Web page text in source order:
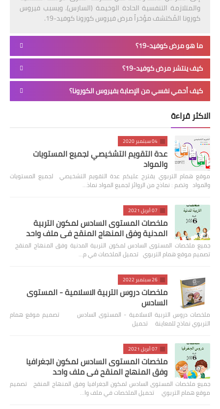
والمتلازمة التنفسية الحادة الوخيمة (السارس). ويسبب فيروس
كورونا المُكتشف مؤخراً مرض فيروس كورونا كوفيد-19.
ما هو مرض كوفيد-19؟
كيف ينتشر مرض كوفيد-19؟
كيف أحمي نفسي من الإصابة بفيروس الكورونا؟
الاكثر قراءة
04 سبتمبر 2020
عدة التقويم التشخيصي لجميع المستويات
والمواد
موقع همام التربوي يقترح عليكم عدة التقويم التشخيصي لجميع المستويات
والمواد وتضم : نماذج من الروائز لجميع المواد نماذ…
07 أبريل 2021
ملخصات المستوى السادس لمكون التربية
المدنية وفق المنهاج المنقح في ملف واحد
جميع ملخصات المستوى السادس لمكون التربية المدنية وفق المنهاج المنقح
تصميم موقع همام التربوي تحميل الملخصات في م…
26 سبتمبر 2022
ملخصات دروس التربية الاسلامية - المستوى
السادس
ملخصات دروس التربية الاسلامية - المستوى السادس تصميم موقع همام
التربوي نماذج للمعاينة تحميل
07 أبريل 2021
ملخصات المستوى السادس لمكون الجغرافيا
وفق المنهاج المنقح في ملف واحد
جميع ملخصات المستوى السادس لمكون الجغرافيا وفق المنهاج المنقح تصميم
موقع همام التربوي تحميل الملخصات في ملف وا…